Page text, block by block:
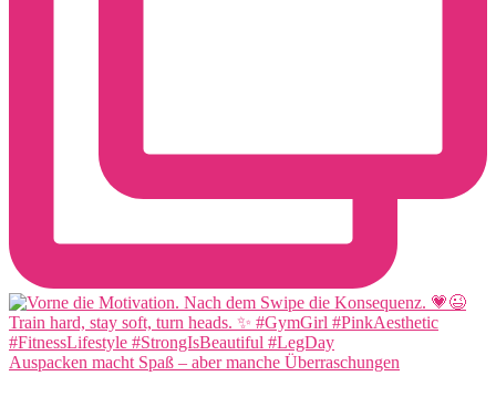
Auspacken macht Spaß – aber manche Überraschungen